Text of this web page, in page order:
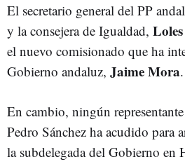
El secretario general del PP
y la consejera de Igualdad,
el nuevo comisionado que ha
Gobierno andaluz, Jaime Mora.
En cambio, ningún
Pedro Sánchez ha acudido para
la subdelegada del Gobierno en